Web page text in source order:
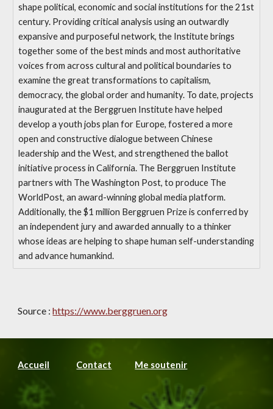
shape political, economic and social institutions for the 21st
century. Providing critical analysis using an outwardly
expansive and purposeful network, the Institute brings
together some of the best minds and most authoritative
voices from across cultural and political boundaries to
examine the great transformations to capitalism,
democracy, the global order and humanity. To date, projects
inaugurated at the Berggruen Institute have helped
develop a youth jobs plan for Europe, fostered a more
open and constructive dialogue between Chinese
leadership and the West, and strengthened the ballot
initiative process in California. The Berggruen Institute
partners with The Washington Post, to produce The
WorldPost, an award-winning global media platform.
Additionally, the $1 million Berggruen Prize is conferred by
an independent jury and awarded annually to a thinker
whose ideas are helping to shape human self-understanding
and advance humankind.
Source : https://www.berggruen.org
Accueil Contact Me soutenir